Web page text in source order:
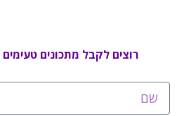
רוצים לקבל מתכונים טעימים